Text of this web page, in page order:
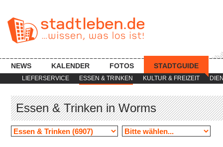
LIEFERSERVICE ESSEN & TRINKEN KULTUR & FREIZEIT
NEWS KALENDER FOTOS STADTGUIDE
Essen & Trinken in Worms